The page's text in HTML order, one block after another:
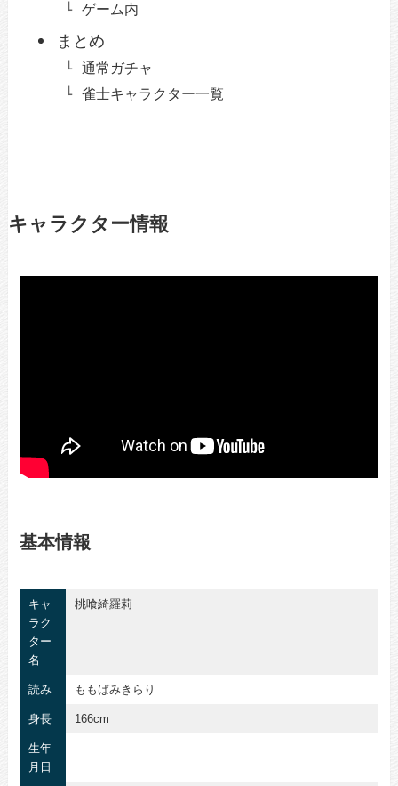
ゲーム内
まとめ
通常ガチャ
雀士キャラクター一覧
キャラクター情報
基本情報
キャ
ラク
ター
名
桃喰綺羅莉
読み ももばみきらり
身長 166cm
生年
月日